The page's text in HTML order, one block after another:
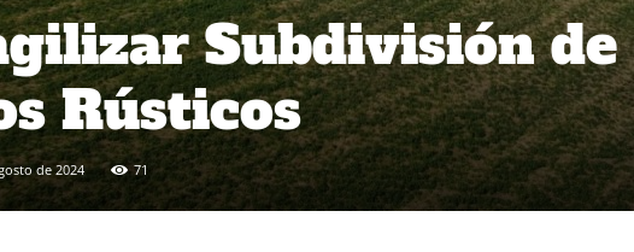
Subdivisión de
Rústicos
de 2024 71